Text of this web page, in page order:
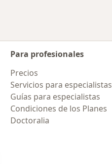
Para profesionales
Precios
Servicios para especialistas
Guías para especialistas
Condiciones de los Planes
Doctoralia